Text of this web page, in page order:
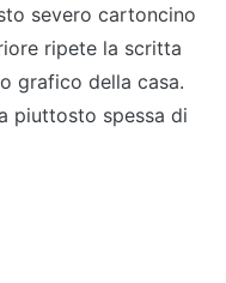
severo cartoncino
ripete la scritta
grafico della casa.
piuttosto spessa di